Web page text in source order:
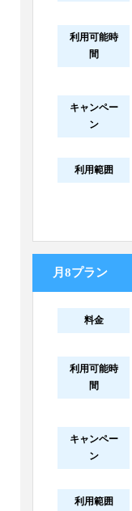
利用可能時
間
キャンペー
ン
利用範囲
月8プラン
料金
利用可能時
間
キャンペー
ン
利用範囲